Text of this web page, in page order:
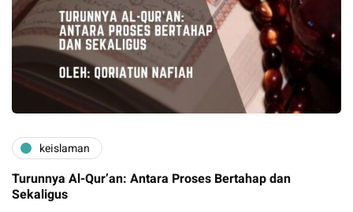
keislaman
Turunnya Al-Qur’an: Antara Proses Bertahap dan
Sekaligus